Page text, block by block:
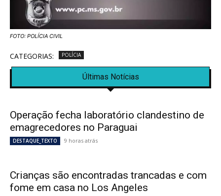
FOTO: POLÍCIA CIVIL
CATEGORIAS: POLÍCIA
Últimas Notícias
Operação fecha laboratório clandestino de
emagrecedores no Paraguai
DESTAQUE_TEXTO 9 horas atrás
Crianças são encontradas trancadas e com
fome em casa no Los Angeles